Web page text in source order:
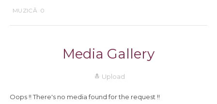
MUZICĂ 0
Media Gallery
Upload
Oops !! There's no media found for the request !!